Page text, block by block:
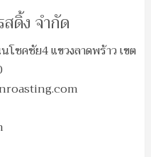
ดิ้ง จำกัด
ชคชัย4 แขวงลาดพร้าว เขต